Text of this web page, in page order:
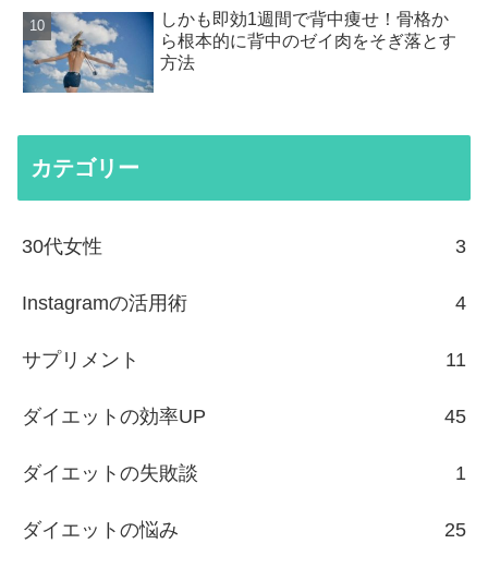
しかも即効1週間で背中痩せ！骨格か
ら根本的に背中のゼイ肉をそぎ落とす
方法
カテゴリー
30代女性 3
Instagramの活用術 4
サプリメント 11
ダイエットの効率UP 45
ダイエットの失敗談 1
ダイエットの悩み 25